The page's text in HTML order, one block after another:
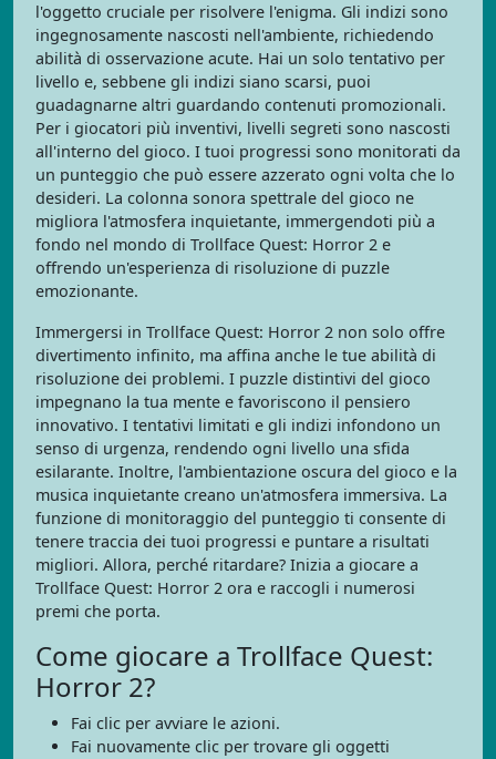
l'oggetto cruciale per risolvere l'enigma. Gli indizi sono
ingegnosamente nascosti nell'ambiente, richiedendo
abilità di osservazione acute. Hai un solo tentativo per
livello e, sebbene gli indizi siano scarsi, puoi
guadagnarne altri guardando contenuti promozionali.
Per i giocatori più inventivi, livelli segreti sono nascosti
all'interno del gioco. I tuoi progressi sono monitorati da
un punteggio che può essere azzerato ogni volta che lo
desideri. La colonna sonora spettrale del gioco ne
migliora l'atmosfera inquietante, immergendoti più a
fondo nel mondo di Trollface Quest: Horror 2 e
offrendo un'esperienza di risoluzione di puzzle
emozionante.
Immergersi in Trollface Quest: Horror 2 non solo offre
divertimento infinito, ma affina anche le tue abilità di
risoluzione dei problemi. I puzzle distintivi del gioco
impegnano la tua mente e favoriscono il pensiero
innovativo. I tentativi limitati e gli indizi infondono un
senso di urgenza, rendendo ogni livello una sfida
esilarante. Inoltre, l'ambientazione oscura del gioco e la
musica inquietante creano un'atmosfera immersiva. La
funzione di monitoraggio del punteggio ti consente di
tenere traccia dei tuoi progressi e puntare a risultati
migliori. Allora, perché ritardare? Inizia a giocare a
Trollface Quest: Horror 2 ora e raccogli i numerosi
premi che porta.
Come giocare a Trollface Quest:
Horror 2?
Fai clic per avviare le azioni.
Fai nuovamente clic per trovare gli oggetti